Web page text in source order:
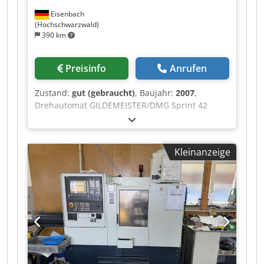
Eisenbach
(Hochschwarzwald)
390 km
Preisinfo Anrufen
Zustand: gut (gebraucht), Baujahr: 2007,
Drehautomat GILDEMEISTER/DMG Sprint 42
linear mit Steuerung DMG FANUC 160, Serien-
Nr. 2601-0386, Baujahr 2007, Betriebsstunden
gem. Geschäftsleitung geschätzt ca. 41.295 Bh,
Späneförderer, Stangenlader FMB Turbo 5-55
Dsdpfx Aoztc Syegxjkr
Kleinanzeige